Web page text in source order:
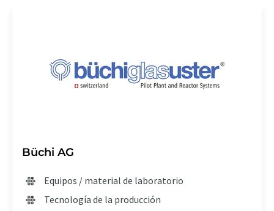
Büchi AG
Equipos / material de laboratorio
Tecnología de la producción